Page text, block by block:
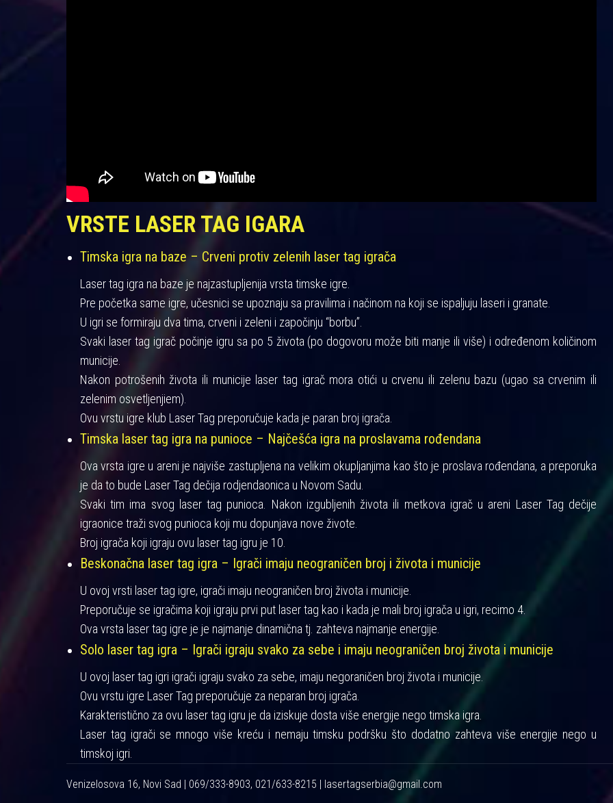
VRSTE LASER TAG IGARA
Timska igra na baze – Crveni protiv zelenih laser tag igrača
Laser tag igra na baze je najzastupljenija vrsta timske igre.
Pre početka same igre, učesnici se upoznaju sa pravilima i načinom na koji se ispaljuju laseri i granate.
U igri se formiraju dva tima, crveni i zeleni i započinju “borbu”.
Svaki laser tag igrač počinje igru sa po 5 života (po dogovoru može biti manje ili više) i određenom količinom
municije.
Nakon potrošenih života ili municije laser tag igrač mora otići u crvenu ili zelenu bazu (ugao sa crvenim ili
zelenim osvetljenjiem).
Ovu vrstu igre klub Laser Tag preporučuje kada je paran broj igrača.
Timska laser tag igra na punioce – Najčešća igra na proslavama rođendana
Ova vrsta igre u areni je najviše zastupljena na velikim okupljanjima kao što je proslava rođendana, a preporuka
je da to bude Laser Tag dečija rodjendaonica u Novom Sadu.
Svaki tim ima svog laser tag punioca. Nakon izgubljenih života ili metkova igrač u areni Laser Tag dečije
igraonice traži svog punioca koji mu dopunjava nove živote.
Broj igrača koji igraju ovu laser tag igru je 10.
Beskonačna laser tag igra – Igrači imaju neograničen broj i života i municije
U ovoj vrsti laser tag igre, igrači imaju neograničen broj života i municije.
Preporučuje se igračima koji igraju prvi put laser tag kao i kada je mali broj igrača u igri, recimo 4.
Ova vrsta laser tag igre je je najmanje dinamična tj. zahteva najmanje energije.
Solo laser tag igra – Igrači igraju svako za sebe i imaju neograničen broj života i municije
U ovoj laser tag igri igrači igraju svako za sebe, imaju negoraničen broj života i municije.
Ovu vrstu igre Laser Tag preporučuje za neparan broj igrača.
Karakteristično za ovu laser tag igru je da iziskuje dosta više energije nego timska igra.
Laser tag igrači se mnogo više kreću i nemaju timsku podršku što dodatno zahteva više energije nego u
timskoj igri.
Venizelosova 16, Novi Sad | 069/333-8903, 021/633-8215 | lasertagserbia@gmail.com